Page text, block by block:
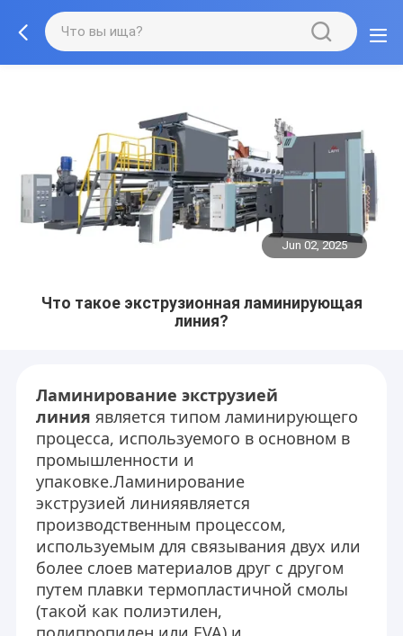
Jun 02, 2025
Что такое экструзионная ламинирующая
линия?
Ламинирование экструзией
линия является типом ламинирующего
процесса, используемого в основном в
промышленности и
упаковке.Ламинирование
экструзией линияявляется
производственным процессом,
используемым для связывания двух или
более слоев материалов друг с другом
путем плавки термопластичной смолы
(такой как полиэтилен,